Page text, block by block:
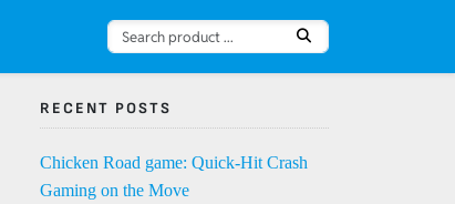
RECENT POSTS
Chicken Road game: Quick‑Hit Crash
Gaming on the Move